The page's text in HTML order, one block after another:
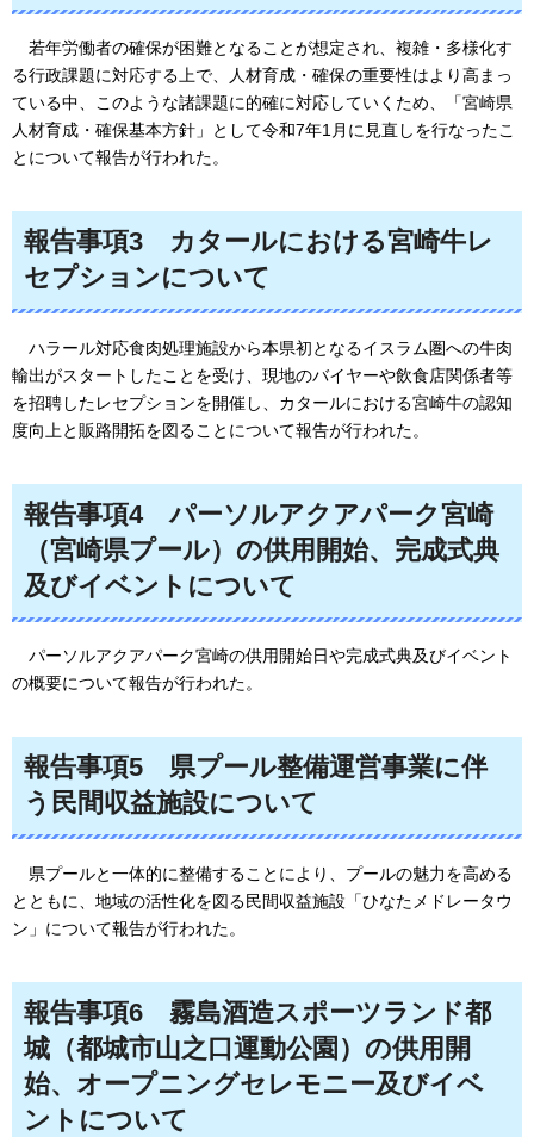
若年労働者の確保が困難となることが想定され、複雑・多様化す
る行政課題に対応する上で、人材育成・確保の重要性はより高まっ
ている中、このような諸課題に的確に対応していくため、「宮崎県
人材育成・確保基本方針」として令和7年1月に見直しを行なったこ
とについて報告が行われた。
報告事項3
カタールにおける宮崎牛レ
セプションについて
ハラール対応食肉処理施設から本県初となるイスラム圏への牛肉
輸出がスタートしたことを受け、現地のバイヤーや飲食店関係者等
を招聘したレセプションを開催し、カタールにおける宮崎牛の認知
度向上と販路開拓を図ることについて報告が行われた。
報告事項4
パーソルアクアパーク宮崎
（宮崎県プール）の供用開始、完成式典
及びイベントについて
パーソルアクアパーク宮崎の供用開始日や完成式典及びイベント
の概要について報告が行われた。
報告事項5
県プール整備運営事業に伴
う民間収益施設について
県プールと一体的に整備することにより、プールの魅力を高める
とともに、地域の活性化を図る民間収益施設「ひなたメドレータウ
ン」について報告が行われた。
報告事項6
霧島酒造スポーツランド都
城（都城市山之口運動公園）の供用開
始、オープニングセレモニー及びイベ
ントについて